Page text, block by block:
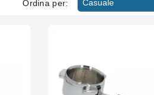
Ordina per: Casuale